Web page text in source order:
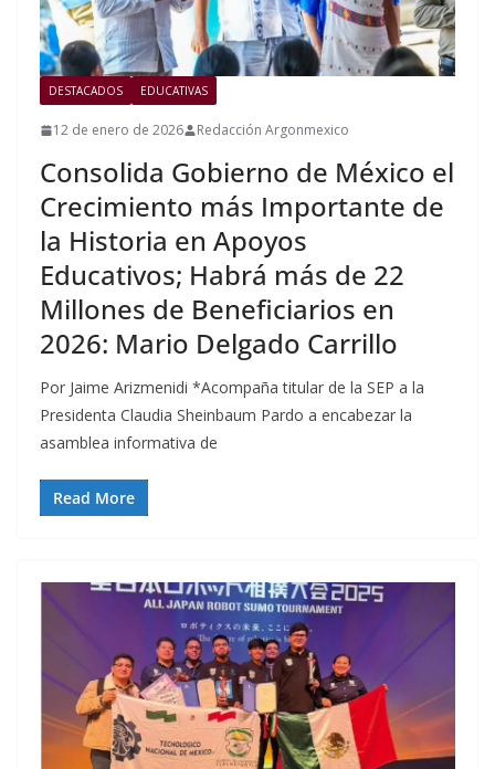
DESTACADOS EDUCATIVAS
12 de enero de 2026 Redacción Argonmexico
Consolida Gobierno de México el
Crecimiento más Importante de
la Historia en Apoyos
Educativos; Habrá más de 22
Millones de Beneficiarios en
2026: Mario Delgado Carrillo
Por Jaime Arizmenidi *Acompaña titular de la SEP a la
Presidenta Claudia Sheinbaum Pardo a encabezar la
asamblea informativa de
Read More